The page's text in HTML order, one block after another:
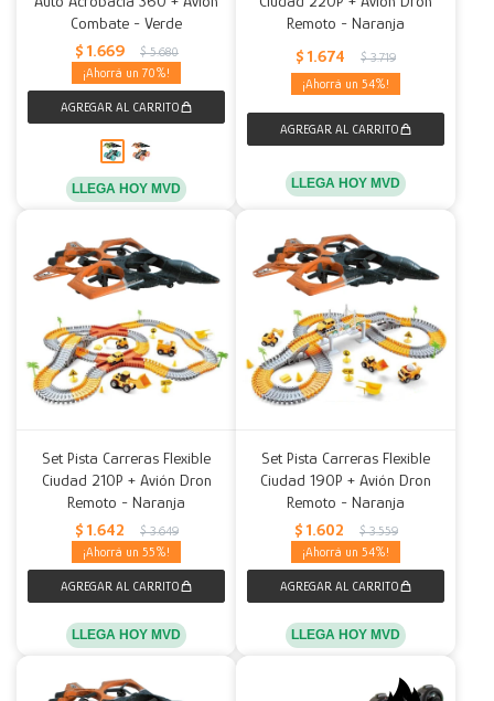
Combate - Verde
$ 1.669 $ 5.680
70
LLEGA HOY MVD
Remoto - Naranja
$ 1.674 $ 3.719
54
LLEGA HOY MVD
Set Pista Carreras Flexible
Ciudad 210P + Avión Dron
Remoto - Naranja
$ 1.642 $ 3.649
55
LLEGA HOY MVD
Set Pista Carreras Flexible
Ciudad 190P + Avión Dron
Remoto - Naranja
$ 1.602 $ 3.559
54
LLEGA HOY MVD
Mesas
Calefactores
Acolchados y Frazadas
Fundas
Decoración
Accesorios para el hogar
Herramientas
Accesorios
Muebles Infantiles